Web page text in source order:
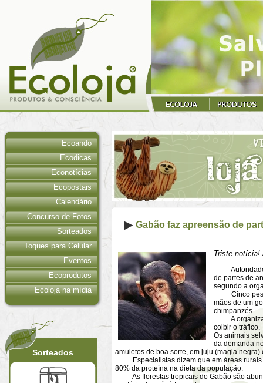
Ecoando
Ecodicas
Econotícias
Ecopostais
Calendário
Concurso de Fotos
Sorteados
Toques para Celular
Eventos
Ecoprodutos
Ecoloja na mídia
Sorteados
Gabão faz apreensão de
Triste notícia!
Autoridades
de partes de
segundo a
Cinco
mãos de um
chimpanzés.
A
coibir o tráfico.
Os animais
da demanda
amuletos de boa sorte, em juju (magia
Especialistas dizem que em áreas rurais
80% da proteína na dieta da população.
As florestas tropicais do Gabão são